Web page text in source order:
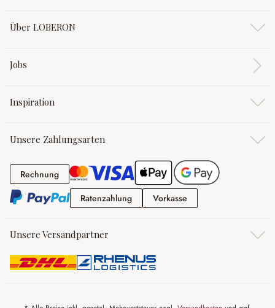
Über LOBERON
Jobs
Inspiration
Unsere Zahlungsarten
RechnungRechnung
RatenzahlungRatenzahlung
Vorkasse
Unsere Versandpartner